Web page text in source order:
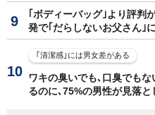
｢ボディーバッグ｣より評判
発で｢だらしないお父さん｣
｢清潔感｣には男女差がある
ワキの臭いでも､口臭でも
るのに､75%の男性が見落